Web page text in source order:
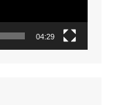
04:29